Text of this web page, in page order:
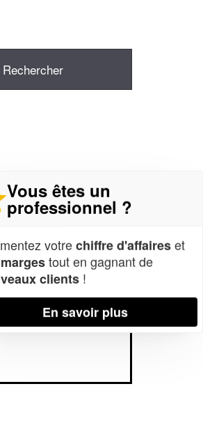
AL&CO
De Tresses
de-Bordeaux
Vous êtes un
professionnel ?
votrechiffre d'affaireset
margestout en gagnant de
clients !
En savoir plus